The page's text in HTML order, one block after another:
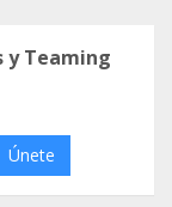
y Teaming
Únete